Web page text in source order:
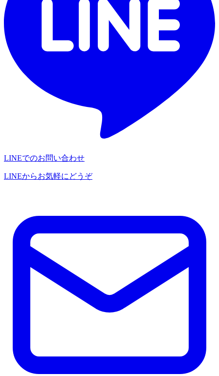
LINEでのお問い合わせ
LINEからお気軽にどうぞ